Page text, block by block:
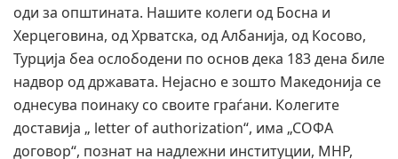
оди за општината. Нашите колеги од Босна и
Херцеговина, од Хрватска, од Албанија, од Косово,
Турција беа ослободени по основ дека 183 дена биле
надвор од државата. Нејасно е зошто Македонија се
однесува поинаку со своите граѓани. Колегите
доставија „ letter of authorization“, има „СОФА
договор“, познат на надлежни институции, МНР,